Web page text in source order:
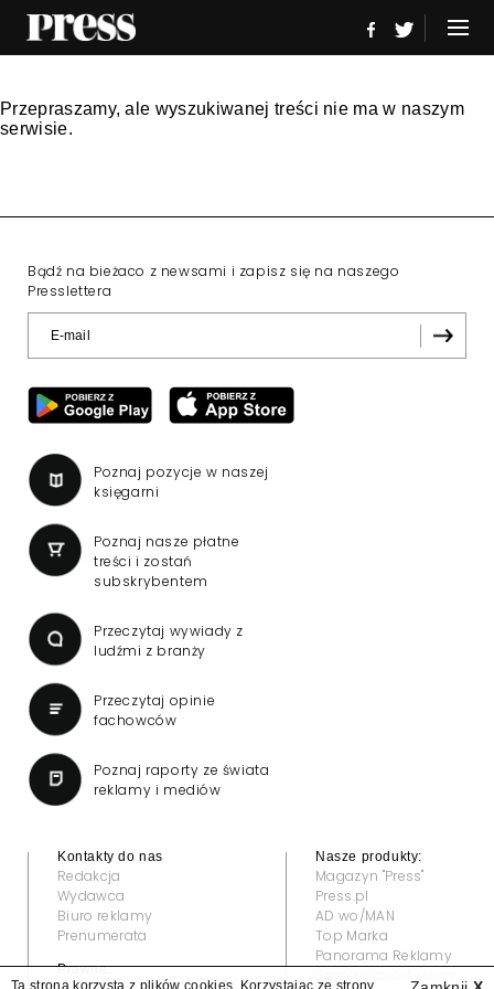
Przepraszamy, ale wyszukiwanej treści nie ma w naszym
serwisie.
Bądź na bieżaco z newsami i zapisz się na naszego
Presslettera
Poznaj pozycje w naszej
księgarni
Poznaj nasze płatne
treści i zostań
subskrybentem
Przeczytaj wywiady z
ludźmi z branży
Przeczytaj opinie
fachowców
Poznaj raporty ze świata
reklamy i mediów
Kontakty do nas
Redakcja
Wydawca
Biuro reklamy
Prenumerata
Prawne:
Nasze produkty:
Magazyn "Press"
Press.pl
AD wo/MAN
Top Marka
Panorama Reklamy
Ta strona korzysta z plików cookies. Korzystając ze strony